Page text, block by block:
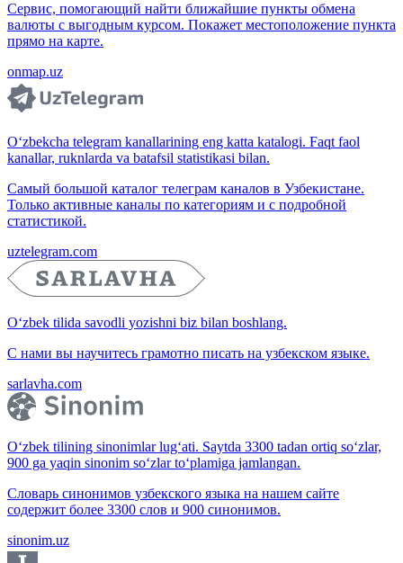
Сервис, помогающий найти ближайшие пункты обмена
валюты с выгодным курсом. Покажет местоположение пункта
прямо на карте.
onmap.uz
O‘zbekcha telegram kanallarining eng katta katalogi. Faqt faol
kanallar, ruknlarda va batafsil statistikasi bilan.
Самый большой каталог телеграм каналов в Узбекистане.
Только активные каналы по категориям и с подробной
статистикой.
uztelegram.com
O‘zbek tilida savodli yozishni biz bilan boshlang.
С нами вы научитесь грамотно писать на узбекском языке.
sarlavha.com
O‘zbek tilining sinonimlar lug‘ati. Saytda 3300 tadan ortiq so‘zlar,
900 ga yaqin sinonim so‘zlar to‘plamiga jamlangan.
Словарь синонимов узбекского языка на нашем сайте
содержит более 3300 слов и 900 синонимов.
sinonim.uz